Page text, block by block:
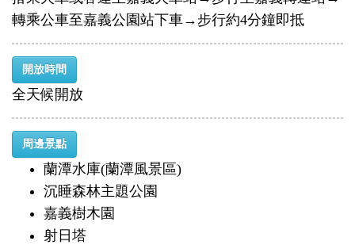
轉乘公車至嘉義公園站下車→步行約4分鐘即抵
開放時間
全天候開放
周邊景點
蘭潭水庫(蘭潭風景區)
沉睡森林主題公園
嘉義樹木園
射日塔